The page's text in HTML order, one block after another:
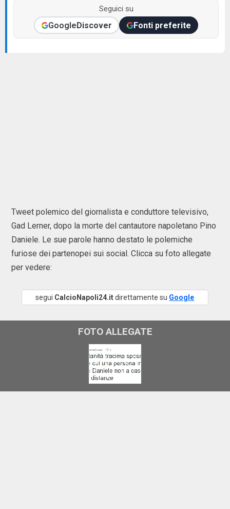
Seguici su
GoogleDiscover Fonti preferite
Tweet polemico del giornalista e conduttore televisivo,
Gad Lerner, dopo la morte del cantautore napoletano Pino
Daniele. Le sue parole hanno destato le polemiche
furiose dei partenopei sui social. Clicca su foto allegate
per vedere:
segui CalcioNapoli24.itdirettamente su Google
FOTO ALLEGATE